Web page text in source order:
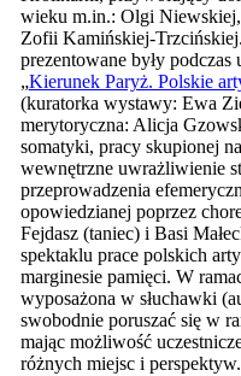
wieku m.in.: Olgi
Zofii Kamińskiej-
prezentowane były
„Kierunek Paryż. Polskie
(kuratorka wystawy: Ewa
merytoryczna: Alicja
somatyki, pracy skupionej
wewnętrzne uwrażliwienie
przeprowadzenia
opowiedzianej poprzez
Fejdasz (taniec) i Basi
spektaklu prace polskich
marginesie pamięci. W
wyposażona w słuchawki
swobodnie poruszać się w
mając możliwość
różnych miejsc i perspektyw.